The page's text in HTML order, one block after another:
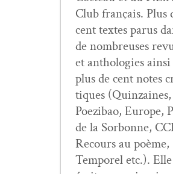
Club français. Plus
cent textes parus
de nom­breuses
et antholo­gies
plus de cent notes
tiques (Quin­zaines,
Poez­ibao, Europe,
de la Sor­bonne,
Recours au poème,
Tem­porel etc.).